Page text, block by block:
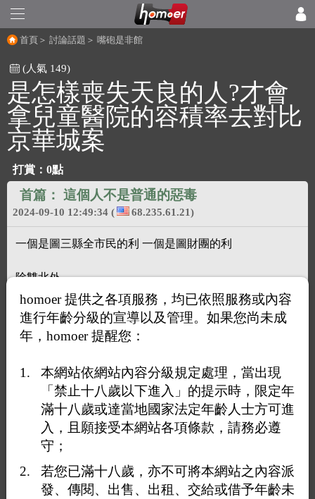
首頁 ＞ 討論話題 ＞ 嘴砲是非館
(人氣 149)
是怎樣喪失天良的人?才會
拿兒童醫院的容積率去對比
京華城案
打賞： 0點
首篇： 這個人不是普通的惡毒
2024-09-10 12:49:34 ( 68.235.61.21)
一個是圖三縣全市民的利 一個是圖財團的利
除雙北外
其他縣市兒童醫療普遍缺乏
更別說新竹科學園區的竹科媽媽們孕育著全台灣的精英小
是怎樣喪失天良的人?才會拿兒童醫院的容積率去對比京
華城案
這個人不是普通的惡毒
整個黨都沒救了
homoer 提供之各項服務，均已依照服務或內容
進行年齡分級的宣導以及管理。如果您尚未成
年，homoer 提醒您：
本網站依網站內容分級規定處理，當出現
「禁止十八歲以下進入」的提示時，限定年
滿十八歲或達當地國家法定年齡人士方可進
入，且願接受本網站各項條款，請務必遵
守；
若您已滿十八歲，亦不可將本網站之內容派
發、傳閱、出售、出租、交給或借予年齡未